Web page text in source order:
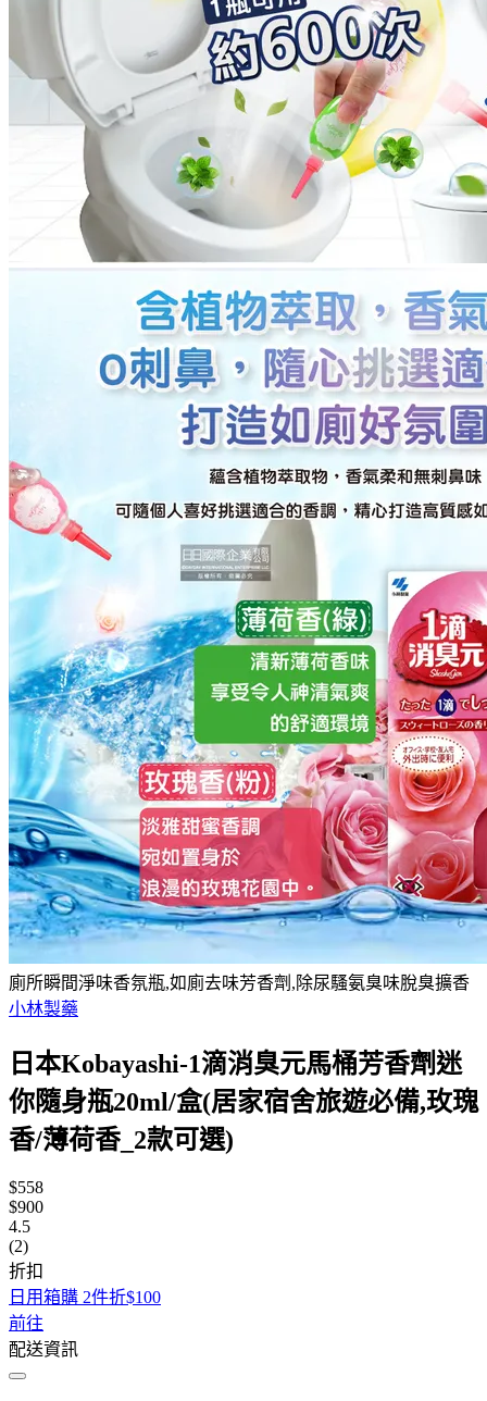
廁所瞬間淨味香氛瓶,如廁去味芳香劑,除尿騷氨臭味脫臭擴香
小林製藥
日本Kobayashi-1滴消臭元馬桶芳香劑迷
你隨身瓶20ml/盒(居家宿舍旅遊必備,玫瑰
香/薄荷香_2款可選)
$558
$900
4.5
(2)
折扣
日用箱購 2件折$100
前往
配送資訊